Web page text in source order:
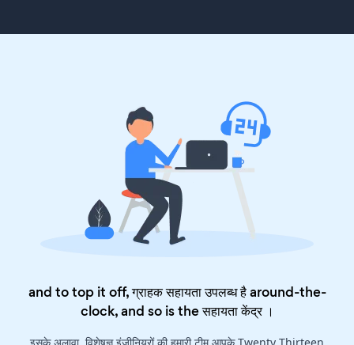
and to top it off, ग्राहक सहायता उपलब्ध है around-the-
clock, and so is theसहायता केंद्र।